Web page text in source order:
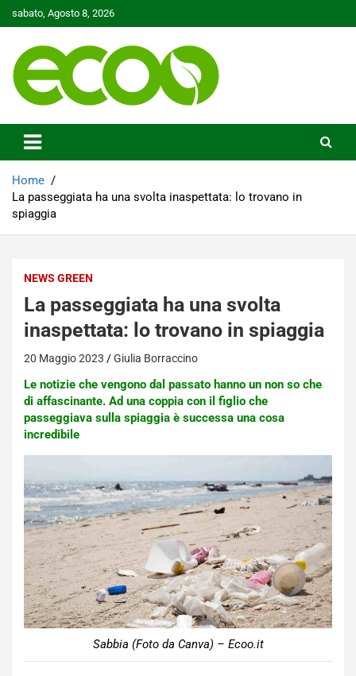
to
sabato, Agosto 8, 2026
Ecoo.it
Home
La passeggiata ha una svolta inaspettata: lo trovano in
spiaggia
NEWS GREEN
La passeggiata ha una svolta
inaspettata: lo trovano in spiaggia
20 Maggio 2023 Giulia Borraccino
Le notizie che vengono dal passato hanno un non so che
di affascinante. Ad una coppia con il figlio che
passeggiava sulla spiaggia è successa una cosa
incredibile
Sabbia (Foto da Canva) – Ecoo.it